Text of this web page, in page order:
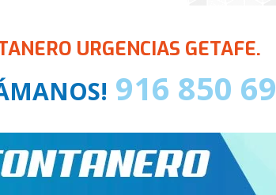
URGENCIAS GETAFE.
916 850